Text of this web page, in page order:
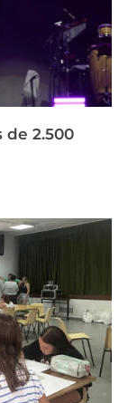
de 2.500